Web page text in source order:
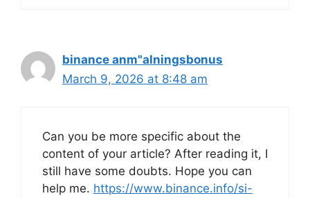
binance anm"alningsbonus
March 9, 2026 at 8:48 am
Can you be more specific about the
content of your article? After reading it, I
still have some doubts. Hope you can
help me. https://www.binance.info/si-